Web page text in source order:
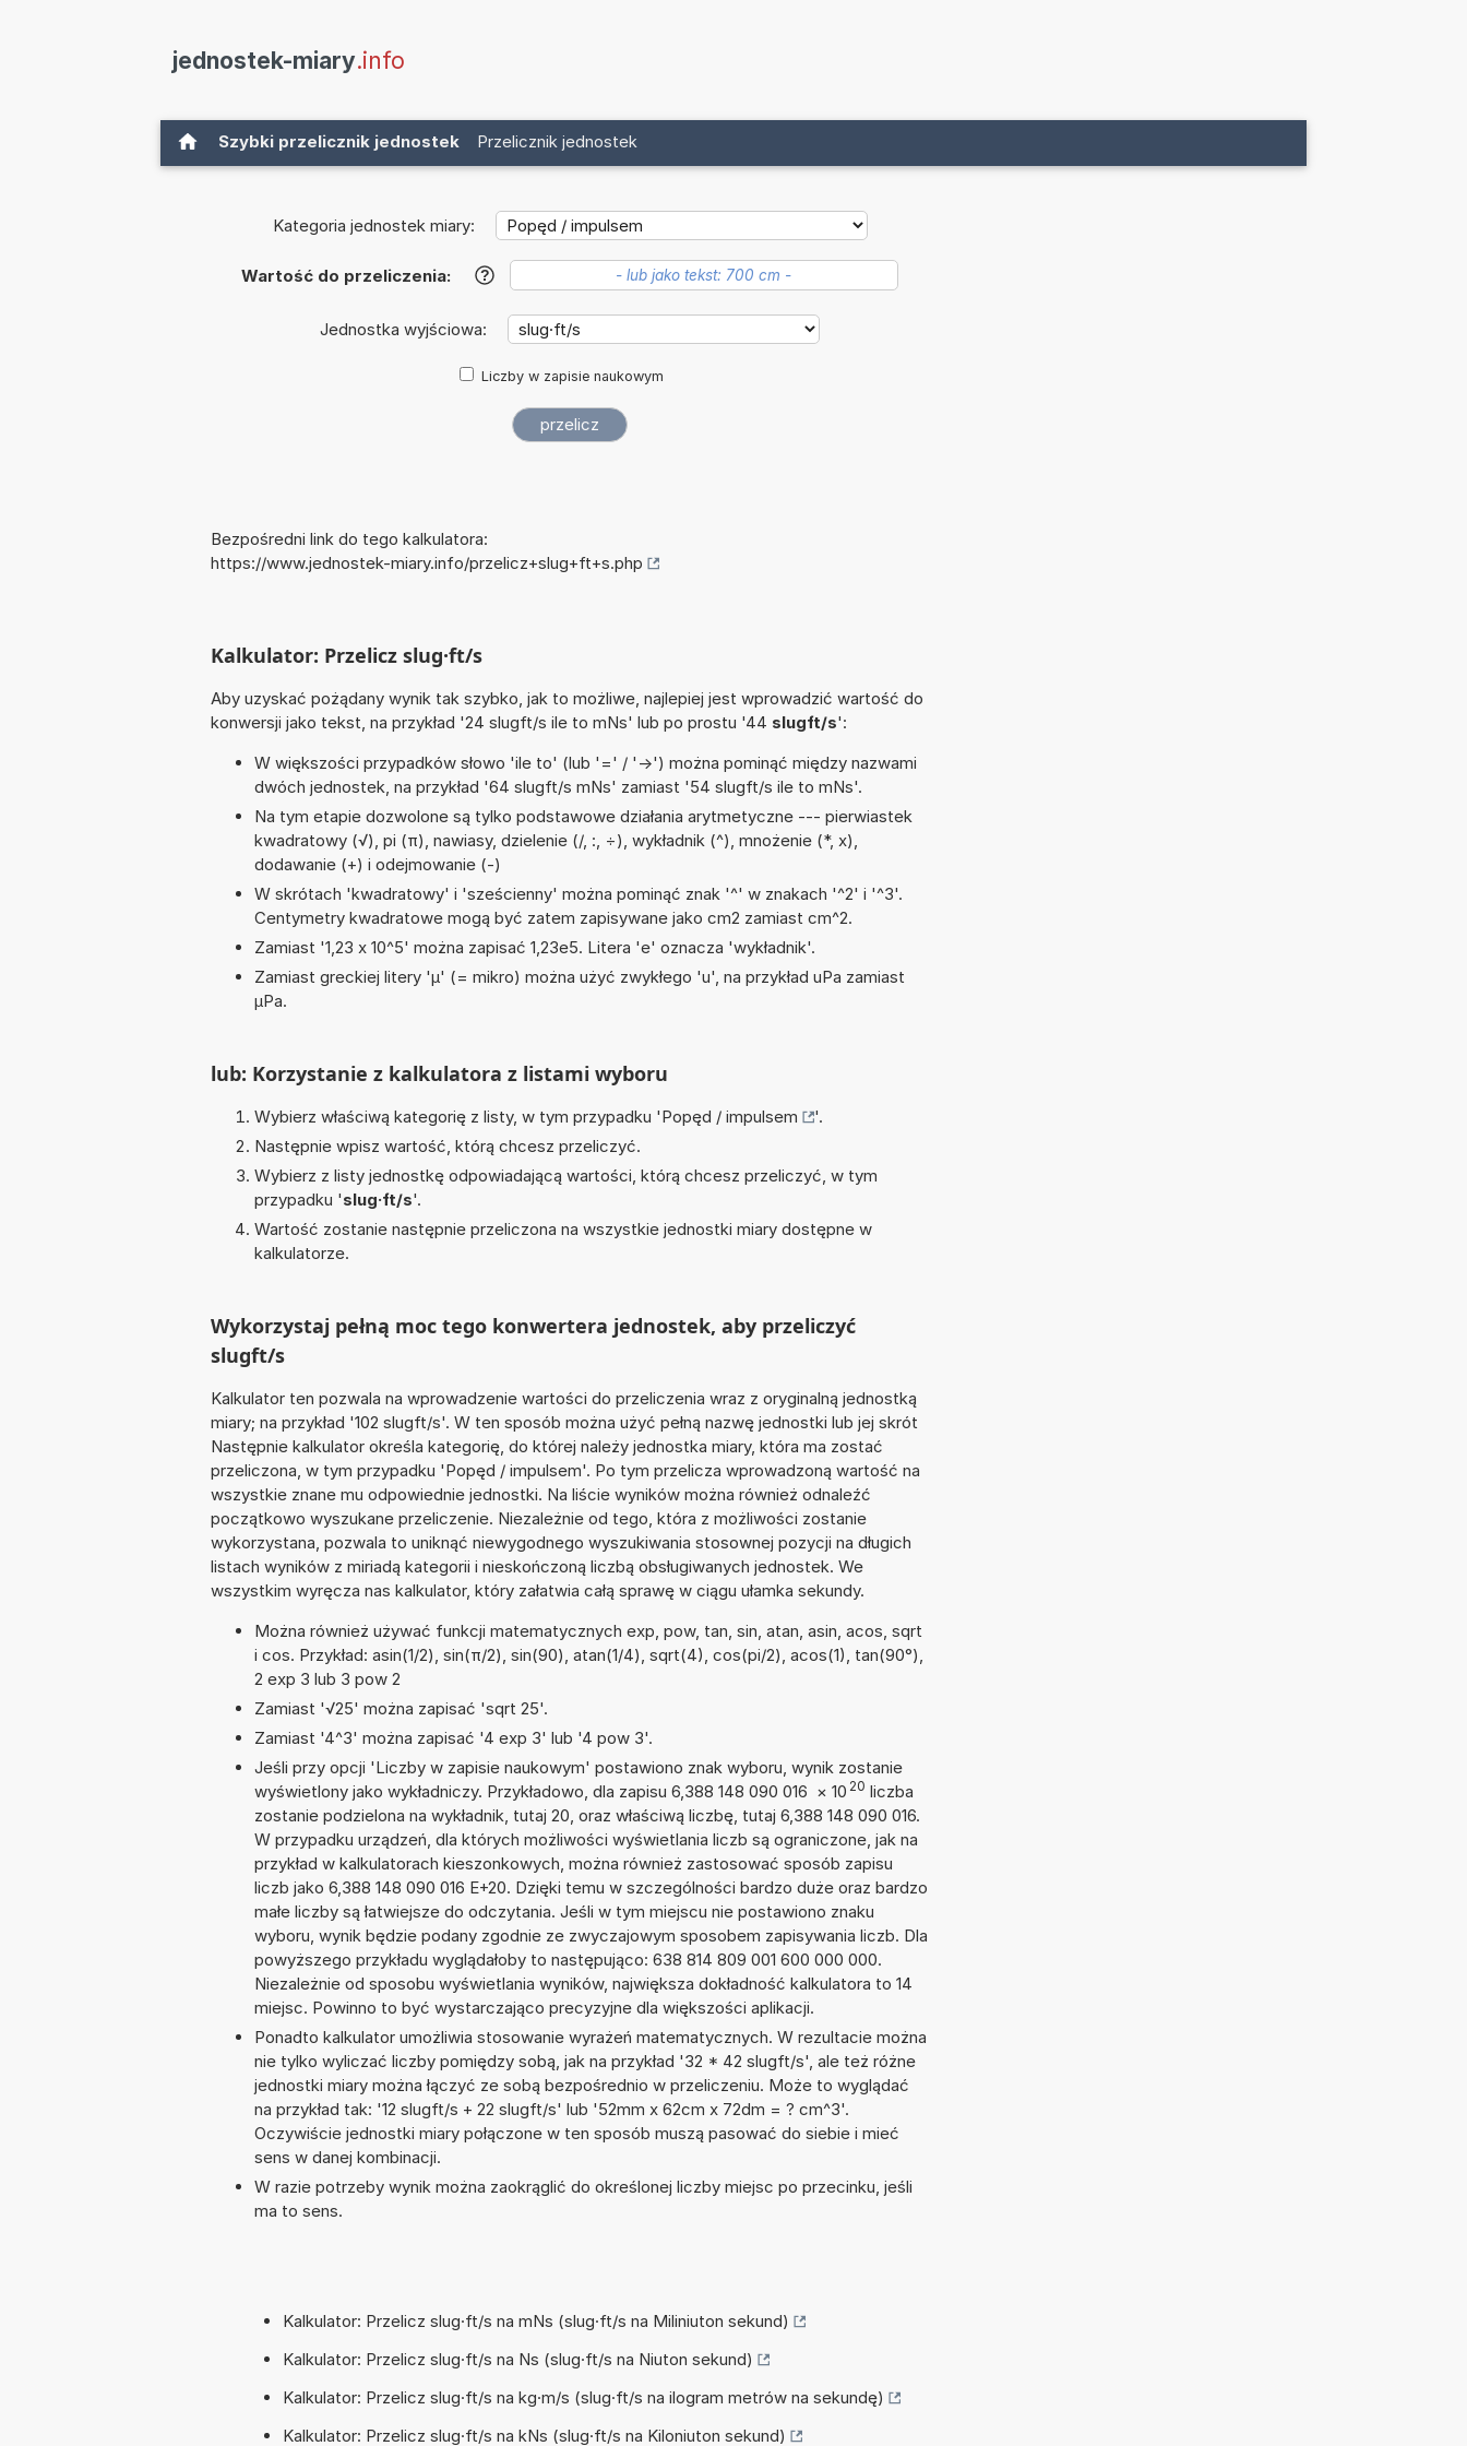
jednostek-miary.info
Szybki przelicznik jednostek Przelicznik jednostek
Kategoria jednostek miary:
Wartość do przeliczenia: ?
Jednostka wyjściowa:
Liczby w zapisie naukowym
Bezpośredni link do tego kalkulatora:
https://www.jednostek-miary.info/przelicz+slug+ft+s.php
Kalkulator: Przelicz slug·ft/s
Aby uzyskać pożądany wynik tak szybko, jak to możliwe, najlepiej jest wprowadzić wartość do
konwersji jako tekst, na przykład '24 slugft/s ile to mNs' lub po prostu '44 slugft/s':
W większości przypadków słowo 'ile to' (lub '=' / '->') można pominąć między nazwami
dwóch jednostek, na przykład '64 slugft/s mNs' zamiast '54 slugft/s ile to mNs'.
Na tym etapie dozwolone są tylko podstawowe działania arytmetyczne --- pierwiastek
kwadratowy (√), pi (π), nawiasy, dzielenie (/, :, ÷), wykładnik (^), mnożenie (*, x),
dodawanie (+) i odejmowanie (-)
W skrótach 'kwadratowy' i 'sześcienny' można pominąć znak '^' w znakach '^2' i '^3'.
Centymetry kwadratowe mogą być zatem zapisywane jako cm2 zamiast cm^2.
Zamiast '1,23 x 10^5' można zapisać 1,23e5. Litera 'e' oznacza 'wykładnik'.
Zamiast greckiej litery 'µ' (= mikro) można użyć zwykłego 'u', na przykład uPa zamiast
µPa.
lub: Korzystanie z kalkulatora z listami wyboru
Wybierz właściwą kategorię z listy, w tym przypadku 'Popęd / impulsem
'.
Następnie wpisz wartość, którą chcesz przeliczyć.
Wybierz z listy jednostkę odpowiadającą wartości, którą chcesz przeliczyć, w tym
przypadku 'slug·ft/s'.
Wartość zostanie następnie przeliczona na wszystkie jednostki miary dostępne w
kalkulatorze.
Wykorzystaj pełną moc tego konwertera jednostek, aby przeliczyć
slugft/s
Kalkulator ten pozwala na wprowadzenie wartości do przeliczenia wraz z oryginalną jednostką
miary; na przykład '102 slugft/s'. W ten sposób można użyć pełną nazwę jednostki lub jej skrót
Następnie kalkulator określa kategorię, do której należy jednostka miary, która ma zostać
przeliczona, w tym przypadku 'Popęd / impulsem'. Po tym przelicza wprowadzoną wartość na
wszystkie znane mu odpowiednie jednostki. Na liście wyników można również odnaleźć
początkowo wyszukane przeliczenie. Niezależnie od tego, która z możliwości zostanie
wykorzystana, pozwala to uniknąć niewygodnego wyszukiwania stosownej pozycji na długich
listach wyników z miriadą kategorii i nieskończoną liczbą obsługiwanych jednostek. We
wszystkim wyręcza nas kalkulator, który załatwia całą sprawę w ciągu ułamka sekundy.
Można również używać funkcji matematycznych exp, pow, tan, sin, atan, asin, acos, sqrt
i cos. Przykład: asin(1/2), sin(π/2), sin(90), atan(1/4), sqrt(4), cos(pi/2), acos(1), tan(90°),
2 exp 3 lub 3 pow 2
Zamiast '√25' można zapisać 'sqrt 25'.
Zamiast '4^3' można zapisać '4 exp 3' lub '4 pow 3'.
Jeśli przy opcji 'Liczby w zapisie naukowym' postawiono znak wyboru, wynik zostanie
wyświetlony jako wykładniczy. Przykładowo, dla zapisu 6,388 148 090 016 × 10 20 liczba
zostanie podzielona na wykładnik, tutaj 20, oraz właściwą liczbę, tutaj 6,388 148 090 016.
W przypadku urządzeń, dla których możliwości wyświetlania liczb są ograniczone, jak na
przykład w kalkulatorach kieszonkowych, można również zastosować sposób zapisu
liczb jako 6,388 148 090 016 E+20. Dzięki temu w szczególności bardzo duże oraz bardzo
małe liczby są łatwiejsze do odczytania. Jeśli w tym miejscu nie postawiono znaku
wyboru, wynik będzie podany zgodnie ze zwyczajowym sposobem zapisywania liczb. Dla
powyższego przykładu wyglądałoby to następująco: 638 814 809 001 600 000 000.
Niezależnie od sposobu wyświetlania wyników, największa dokładność kalkulatora to 14
miejsc. Powinno to być wystarczająco precyzyjne dla większości aplikacji.
Ponadto kalkulator umożliwia stosowanie wyrażeń matematycznych. W rezultacie można
nie tylko wyliczać liczby pomiędzy sobą, jak na przykład '32 * 42 slugft/s', ale też różne
jednostki miary można łączyć ze sobą bezpośrednio w przeliczeniu. Może to wyglądać
na przykład tak: '12 slugft/s + 22 slugft/s' lub '52mm x 62cm x 72dm = ? cm^3'.
Oczywiście jednostki miary połączone w ten sposób muszą pasować do siebie i mieć
sens w danej kombinacji.
W razie potrzeby wynik można zaokrąglić do określonej liczby miejsc po przecinku, jeśli
ma to sens.
Kalkulator: Przelicz slug·ft/s na mNs (slug·ft/s na Miliniuton sekund)
Kalkulator: Przelicz slug·ft/s na Ns (slug·ft/s na Niuton sekund)
Kalkulator: Przelicz slug·ft/s na kg·m/s (slug·ft/s na ilogram metrów na sekundę)
Kalkulator: Przelicz slug·ft/s na kNs (slug·ft/s na Kiloniuton sekund)